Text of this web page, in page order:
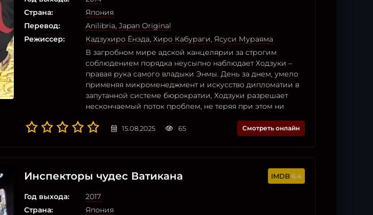
Страна:
Япония
Перевод:
Anilibria, Japan Original
Режиссер:
Кадзухиро Ёнэда, Хиро Кабураги, Ясуси Мураяма
В загробном мире адской канцелярии за строгим
соблюдением порядка неусыпно наблюдает Ходзуки –
правая рука самого владыки Энмы. День за днем, умело
применяя микроменеджмент и искусство дипломатии в
запутанной системе бюрократии, Ходзуки разрешает
нескончаемый поток проблем, не теряя при этом ни
15.08.2025 65 Смотреть онлайн
Инспекторы чудес Ватикана 6.4
Год выхода:
2017
Страна:
Япония